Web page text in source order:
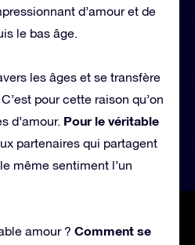
d’amour et de
le bas âge.
les âges et se transfère
pour cette raison qu’on
d’amour. Pour le véritable
partenaires qui partagent
même sentiment l’un
amour ? Comment se